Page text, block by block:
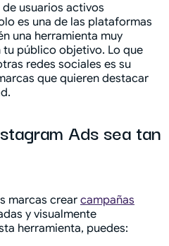
usuarios activos
es una de las plataformas
una herramienta muy
público objetivo. Lo que
redes sociales es su
que quieren destacar
Ads sea tan
marcas crear campañas
y visualmente
herramienta, puedes: